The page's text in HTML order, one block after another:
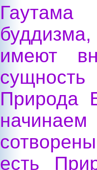
Гаутама
имеют
Природа
есть